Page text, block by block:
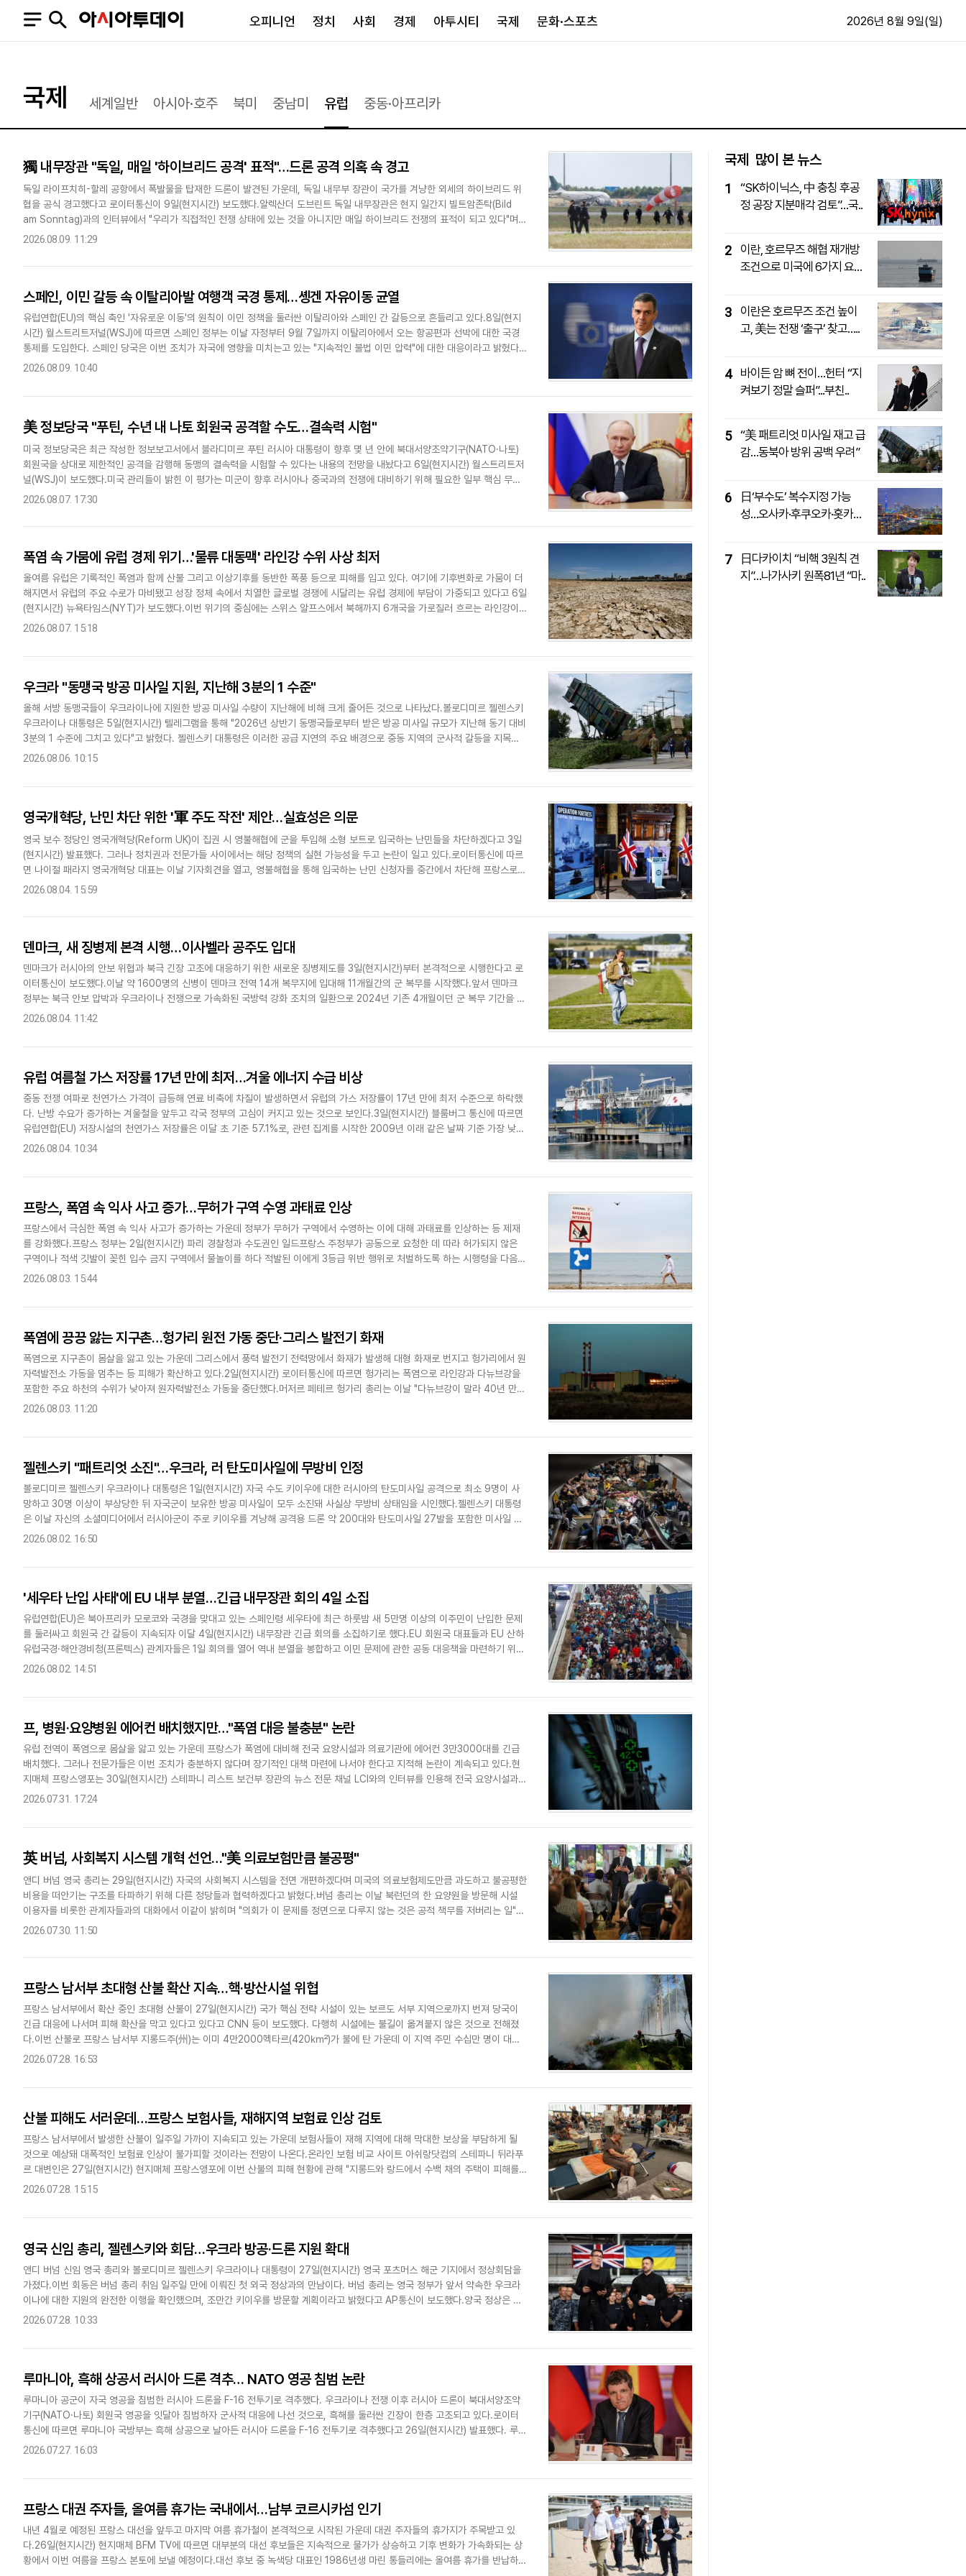
사설
피플
정치일반
북한
외교
국방
사회일반
교육·행정
노동·복지·환경
보건·의학
경제일반
산업
IT·과학
부동산
영남
호남
유럽
중동·아프리카
지면보기
구독신청
First Edition
후원하기
알립니다
SNS 뉴스스탠드 네이버블로그 아투TV(유튜브) 페이스북 인스타그램
다국어뉴스 ENGLISH 中文 Tiếng Việt 패밀리사이트 대학동문골프최강전
오피니언 정치 사회 경제 아투시티 국제 문화·스포츠 2026년 8월 9일(일)
국제 세계일반 아시아·호주 북미 중남미 유럽 중동·아프리카
獨 내무장관 "독일, 매일 '하이브리드 공격' 표적"…드론 공격 의혹 속 경고
독일 라이프치히-할레 공항에서 폭발물을 탑재한 드론이 발견된 가운데, 독일 내무부 장관이 국가를 겨냥한 외세의 하이브리드 위
협을 공식 경고했다고 로이터통신이 9일(현지시간) 보도했다.알렉산더 도브린트 독일 내무장관은 현지 일간지 빌트암존탁(Bild
am Sonntag)과의 인터뷰에서 "우리가 직접적인 전쟁 상태에 있는 것을 아니지만 매일 하이브리드 전쟁의 표적이 되고 있다"며
"독일을 불안정하게 만들거나 직접적인 피해를 주려는 외세의 간첩 활..
2026.08.09. 11:29
스페인, 이민 갈등 속 이탈리아발 여행객 국경 통제…솅겐 자유이동 균열
유럽연합(EU)의 핵심 축인 '자유로운 이동'의 원칙이 이민 정책을 둘러싼 이탈리아와 스페인 간 갈등으로 흔들리고 있다.8일(현지
시간) 월스트리트저널(WSJ)에 따르면 스페인 정부는 이날 자정부터 9월 7일까지 이탈리아에서 오는 항공편과 선박에 대한 국경
통제를 도입한다. 스페인 당국은 이번 조치가 자국에 영향을 미치는고 있는 "지속적인 불법 이민 압력"에 대한 대응이라고 밝혔다.
이번 갈등의 발단은 북아프리카 스페인령 세우타 국경으로 모로코..
2026.08.09. 10:40
美 정보당국 "푸틴, 수년 내 나토 회원국 공격할 수도…결속력 시험"
미국 정보당국은 최근 작성한 정보보고서에서 블라디미르 푸틴 러시아 대통령이 향후 몇 년 안에 북대서양조약기구(NATO·나토)
회원국을 상대로 제한적인 공격을 감행해 동맹의 결속력을 시험할 수 있다는 내용의 전망을 내놨다고 6일(현지시간) 월스트리트저
널(WSJ)이 보도했다.미국 관리들이 밝힌 이 평가는 미군이 향후 러시아나 중국과의 전쟁에 대비하기 위해 필요한 일부 핵심 무기
가 부족한 상황에서 나왔다.미국은 러시아의 침공에 맞서고 있는 우크라이..
2026.08.07. 17:30
폭염 속 가뭄에 유럽 경제 위기…'물류 대동맥' 라인강 수위 사상 최저
올여름 유럽은 기록적인 폭염과 함께 산불 그리고 이상기후를 동반한 폭풍 등으로 피해를 입고 있다. 여기에 기후변화로 가뭄이 더
해지면서 유럽의 주요 수로가 마비됐고 성장 정체 속에서 치열한 글로벌 경쟁에 시달리는 유럽 경제에 부담이 가중되고 있다고 6일
(현지시간) 뉴욕타임스(NYT)가 보도했다.이번 위기의 중심에는 스위스 알프스에서 북해까지 6개국을 가로질러 흐르는 라인강이
있다. 이는 유럽 전역의 무역과 산업의 기반이 되는 핵심 수로다. 매년..
2026.08.07. 15:18
우크라 "동맹국 방공 미사일 지원, 지난해 3분의 1 수준"
올해 서방 동맹국들이 우크라이나에 지원한 방공 미사일 수량이 지난해에 비해 크게 줄어든 것으로 나타났다.볼로디미르 젤렌스키
우크라이나 대통령은 5일(현지시간) 텔레그램을 통해 "2026년 상반기 동맹국들로부터 받은 방공 미사일 규모가 지난해 동기 대비
3분의 1 수준에 그치고 있다"고 밝혔다. 젤렌스키 대통령은 이러한 공급 지연의 주요 배경으로 중동 지역의 군사적 갈등을 지목하
는 한편, 종전 협상에서 우크라이나에 양보를 유도하려는 정치적 의도..
2026.08.06. 10:15
영국개혁당, 난민 차단 위한 '軍 주도 작전' 제안…실효성은 의문
영국 보수 정당인 영국개혁당(Reform UK)이 집권 시 영불해협에 군을 투입해 소형 보트로 입국하는 난민들을 차단하겠다고 3일
(현지시간) 발표했다. 그러나 정치권과 전문가들 사이에서는 해당 정책의 실현 가능성을 두고 논란이 일고 있다.로이터통신에 따르
면 나이절 패라지 영국개혁당 대표는 이날 기자회견을 열고, 영불해협을 통해 입국하는 난민 신청자를 중간에서 차단해 프랑스로
돌려보내는 내용의 '포트리스 작전(Operation Fortress)..
2026.08.04. 15:59
덴마크, 새 징병제 본격 시행…이사벨라 공주도 입대
덴마크가 러시아의 안보 위협과 북극 긴장 고조에 대응하기 위한 새로운 징병제도를 3일(현지시간)부터 본격적으로 시행한다고 로
이터통신이 보도했다.이날 약 1600명의 신병이 덴마크 전역 14개 복무지에 입대해 11개월간의 군 복무를 시작했다.앞서 덴마크
정부는 북극 안보 압박과 우크라이나 전쟁으로 가속화된 국방력 강화 조치의 일환으로 2024년 기존 4개월이던 군 복무 기간을 11
개월로 연장, 여성에 대한 의무 복무 대상 확대, 연간 징집 인원..
2026.08.04. 11:42
유럽 여름철 가스 저장률 17년 만에 최저…겨울 에너지 수급 비상
중동 전쟁 여파로 천연가스 가격이 급등해 연료 비축에 차질이 발생하면서 유럽의 가스 저장률이 17년 만에 최저 수준으로 하락했
다. 난방 수요가 증가하는 겨울철을 앞두고 각국 정부의 고심이 커지고 있는 것으로 보인다.3일(현지시간) 블룸버그 통신에 따르면
유럽연합(EU) 저장시설의 천연가스 저장률은 이달 초 기준 57.1%로, 관련 집계를 시작한 2009년 이래 같은 날짜 기준 가장 낮은
수치를 기록했다. 최근 5년 평균치인 74%를 밑돌았다...
2026.08.04. 10:34
프랑스, 폭염 속 익사 사고 증가…무허가 구역 수영 과태료 인상
프랑스에서 극심한 폭염 속 익사 사고가 증가하는 가운데 정부가 무허가 구역에서 수영하는 이에 대해 과태료를 인상하는 등 제재
를 강화했다.프랑스 정부는 2일(현지시간) 파리 경찰청과 수도권인 일드프랑스 주정부가 공동으로 요청한 데 따라 허가되지 않은
구역이나 적색 깃발이 꽂힌 입수 금지 구역에서 물놀이를 하다 적발된 이에게 3등급 위반 행위로 처벌하도록 하는 시행령을 다음
날부터 발효하기로 발표했다고 현지매체 프랑스앵포가 보도했다.일드프랑스 주..
2026.08.03. 15:44
폭염에 끙끙 앓는 지구촌…헝가리 원전 가동 중단·그리스 발전기 화재
폭염으로 지구촌이 몸살을 앓고 있는 가운데 그리스에서 풍력 발전기 전력망에서 화재가 발생해 대형 화재로 번지고 헝가리에서 원
자력발전소 가동을 멈추는 등 피해가 확산하고 있다.2일(현지시간) 로이터통신에 따르면 헝가리는 폭염으로 라인강과 다뉴브강을
포함한 주요 하천의 수위가 낮아져 원자력발전소 가동을 중단했다.머저르 페테르 헝가리 총리는 이날 "다뉴브강이 말라 40년 만에
처음으로 팍스 원자력발전소가 가동을 멈춘다"며 "앞으로 5일이 중대한 고..
2026.08.03. 11:20
젤렌스키 "패트리엇 소진"…우크라, 러 탄도미사일에 무방비 인정
볼로디미르 젤렌스키 우크라이나 대통령은 1일(현지시간) 자국 수도 키이우에 대한 러시아의 탄도미사일 공격으로 최소 9명이 사
망하고 30명 이상이 부상당한 뒤 자국군이 보유한 방공 미사일이 모두 소진돼 사실상 무방비 상태임을 시인했다.젤렌스키 대통령
은 이날 자신의 소셜미디어에서 러시아군이 주로 키이우를 겨냥해 공격용 드론 약 200대와 탄도미사일 27발을 포함한 미사일 35
발을 발사했다고 전했다.그는 "탄도미사일이 단 1발 요격됐는데 이는 요격..
2026.08.02. 16:50
'세우타 난입 사태'에 EU 내부 분열…긴급 내무장관 회의 4일 소집
유럽연합(EU)은 북아프리카 모로코와 국경을 맞대고 있는 스페인령 세우타에 최근 하룻밤 새 5만명 이상의 이주민이 난입한 문제
를 둘러싸고 회원국 간 갈등이 지속되자 이달 4일(현지시간) 내무장관 긴급 회의를 소집하기로 했다.EU 회원국 대표들과 EU 산하
유럽국경·해안경비청(프론텍스) 관계자들은 1일 회의를 열어 역내 분열을 봉합하고 이민 문제에 관한 공동 대응책을 마련하기 위해
만장일치 의견으로 이같이 결정했다고 가디언이 보도했다.이 회의에..
2026.08.02. 14:51
프, 병원·요양병원 에어컨 배치했지만…"폭염 대응 불충분" 논란
유럽 전역이 폭염으로 몸살을 앓고 있는 가운데 프랑스가 폭염에 대비해 전국 요양시설과 의료기관에 에어컨 3만3000대를 긴급
배치했다. 그러나 전문가들은 이번 조치가 충분하지 않다며 장기적인 대책 마련에 나서야 한다고 지적해 논란이 계속되고 있다.현
지매체 프랑스앵포는 30일(현지시간) 스테파니 리스트 보건부 장관의 뉴스 전문 채널 LCI와의 인터뷰를 인용해 전국 요양시설과
의료기관에 3만3000대의 에어컨을 긴급 배치했다고 보도했다.리스트 장..
2026.07.31. 17:24
英 버넘, 사회복지 시스템 개혁 선언…"美 의료보험만큼 불공평"
앤디 버넘 영국 총리는 29일(현지시간) 자국의 사회복지 시스템을 전면 개편하겠다며 미국의 의료보험제도만큼 과도하고 불공평한
비용을 떠안기는 구조를 타파하기 위해 다른 정당들과 협력하겠다고 밝혔다.버넘 총리는 이날 북런던의 한 요양원을 방문해 시설
이용자를 비롯한 관계자들과의 대화에서 이같이 밝히며 "의회가 이 문제를 정면으로 다루지 않는 것은 공적 책무를 저버리는 일"이
라고 말했다고 로이터 통신이 보도했다.사회돌봄 제도를 증세 없이 개혁할..
2026.07.30. 11:50
프랑스 남서부 초대형 산불 확산 지속…핵·방산시설 위협
프랑스 남서부에서 확산 중인 초대형 산불이 27일(현지시간) 국가 핵심 전략 시설이 있는 보르도 서부 지역으로까지 번져 당국이
긴급 대응에 나서며 피해 확산을 막고 있다고 있다고 CNN 등이 보도했다. 다행히 시설에는 불길이 옮겨붙지 않은 것으로 전해졌
다.이번 산불로 프랑스 남서부 지롱드주(州)는 이미 4만2000헥타르(420㎢)가 불에 탄 가운데 이 지역 주민 수십만 명이 대피
2026.07.28. 16:53
산불 피해도 서러운데…프랑스 보험사들, 재해지역 보험료 인상 검토
프랑스 남서부에서 발생한 산불이 일주일 가까이 지속되고 있는 가운데 보험사들이 재해 지역에 대해 막대한 보상을 부담하게 될
것으로 예상돼 대폭적인 보험료 인상이 불가피할 것이라는 전망이 나온다.온라인 보험 비교 사이트 아쉬랑닷컴의 스테파니 뒤라푸
르 대변인은 27일(현지시간) 현지매체 프랑스앵포에 이번 산불의 피해 현황에 관해 "지롱드와 랑드에서 수백 채의 주택이 피해를
입었다"며 "이들 지역에 수십만 유로의 보상을 해야 한다"고 밝혔다.뒤라푸..
2026.07.28. 15:15
영국 신임 총리, 젤렌스키와 회담…우크라 방공·드론 지원 확대
앤디 버넘 신임 영국 총리와 볼로디미르 젤렌스키 우크라이나 대통령이 27일(현지시간) 영국 포츠머스 해군 기지에서 정상회담을
가졌다.이번 회동은 버넘 총리 취임 일주일 만에 이뤄진 첫 외국 정상과의 만남이다. 버넘 총리는 영국 정부가 앞서 약속한 우크라
이나에 대한 지원의 완전한 이행을 확인했으며, 조만간 키이우를 방문할 계획이라고 밝혔다고 AP통신이 보도했다.양국 정상은 러
시아의 공격에 대응하기 위해 탄도미사일 요격기 추가 확보 방안과 공동..
2026.07.28. 10:33
루마니아, 흑해 상공서 러시아 드론 격추… NATO 영공 침범 논란
루마니아 공군이 자국 영공을 침범한 러시아 드론을 F-16 전투기로 격추했다. 우크라이나 전쟁 이후 러시아 드론이 북대서양조약
기구(NATO·나토) 회원국 영공을 잇달아 침범하자 군사적 대응에 나선 것으로, 흑해를 둘러싼 긴장이 한층 고조되고 있다.로이터
통신에 따르면 루마니아 국방부는 흑해 상공으로 날아든 러시아 드론을 F-16 전투기로 격추했다고 26일(현지시간) 발표했다. 루마
니아 국방부는 지난 24일 시작으로 사흘 동안 총 3대의 드론을..
2026.07.27. 16:03
프랑스 대권 주자들, 올여름 휴가는 국내에서…남부 코르시카섬 인기
내년 4월로 예정된 프랑스 대선을 앞두고 마지막 여름 휴가철이 본격적으로 시작된 가운데 대권 주자들의 휴가지가 주목받고 있
다.26일(현지시간) 현지매체 BFM TV에 따르면 대부분의 대선 후보들은 지속적으로 물가가 상승하고 기후 변화가 가속화되는 상
황에서 이번 여름을 프랑스 본토에 보낼 예정이다.대선 후보 중 녹색당 대표인 1986년생 마린 통들리에는 올여름 휴가를 반납하고
국제 많이 본 뉴스
1
“SK하이닉스, 中 충칭 후공
정 공장 지분매각 검토”…국..
2
이란, 호르무즈 해협 재개방
조건으로 미국에 6가지 요
3
이란은 호르무즈 조건 높이
고, 美는 전쟁 ‘출구’ 찾고…..
4
바이든 암 뼈 전이…헌터 “지
켜보기 정말 슬퍼”...부친..
5 “美 패트리엇 미사일 재고 급
감…동북아 방위 공백 우려”
6
日‘부수도’ 복수지정 가능
성…오사카·후쿠오카·홋카이
7
日다카이치 “비핵 3원칙 견
지”…나가사키 원폭81년 “마..